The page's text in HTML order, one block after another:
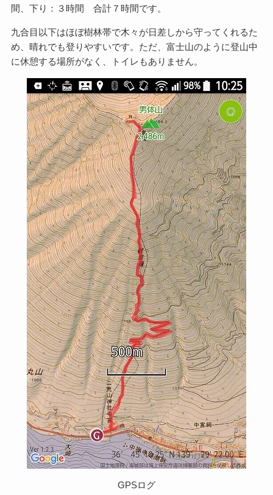
間、下り：３時間 合計７時間です。
九合目以下はほぼ樹林帯で木々が日差しから守ってくれるた
め、晴れでも登りやすいです。ただ、富士山のように登山中
に休憩する場所がなく、トイレもありません。
GPSログ